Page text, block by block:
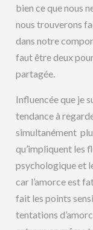
bien ce que nous
nous trouverons
dans notre
faut être deux
partagée.
Influencée que je
tendance à
simultanément
qu’impliquent les
psychologique et
car l’amorce est
fait les points
tentations